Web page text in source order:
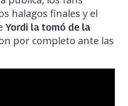
halagos finales y el
Yordi la tomó de la
por completo ante las